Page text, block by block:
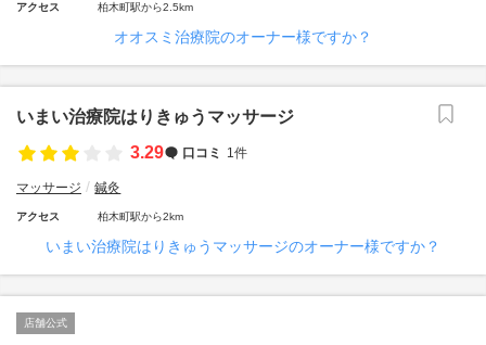
アクセス 柏木町駅から2.5km
オオスミ治療院のオーナー様ですか？
いまい治療院はりきゅうマッサージ
3.29
口コミ 1件
マッサージ 鍼灸
アクセス 柏木町駅から2km
いまい治療院はりきゅうマッサージのオーナー様ですか？
店舗公式